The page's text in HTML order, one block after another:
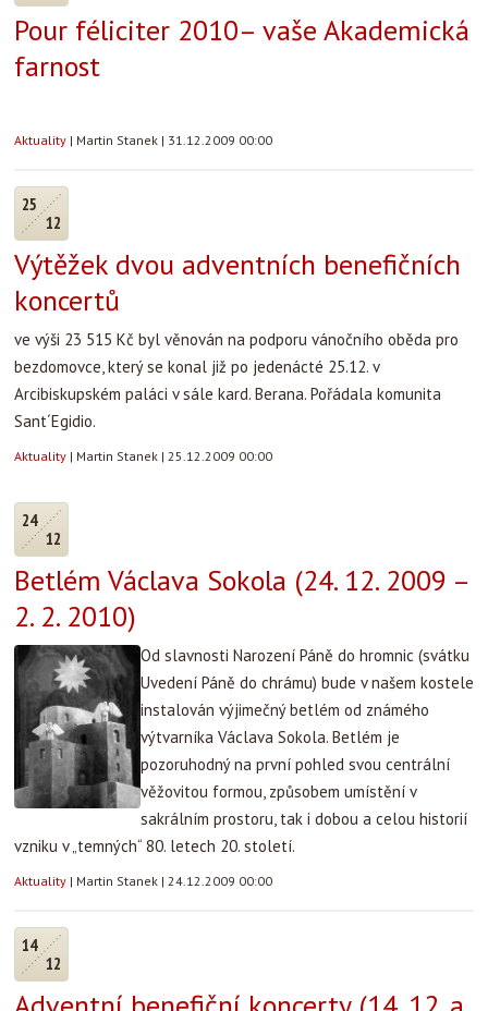
Pour féliciter 2010– vaše Akademická
farnost
Aktuality | Martin Stanek | 31.12.2009 00:00
25
12
Výtěžek dvou adventních benefičních
koncertů
ve výši 23 515 Kč byl věnován na podporu vánočního oběda pro
bezdomovce, který se konal již po jedenácté 25.12. v
Arcibiskupském paláci v sále kard. Berana. Pořádala komunita
Sant´Egidio.
Aktuality | Martin Stanek | 25.12.2009 00:00
24
12
Betlém Václava Sokola (24. 12. 2009 –
2. 2. 2010)
Od slavnosti Narození Páně do hromnic (svátku
Uvedení Páně do chrámu) bude v našem kostele
instalován výjimečný betlém od známého
výtvarníka Václava Sokola. Betlém je
pozoruhodný na první pohled svou centrální
věžovitou formou, způsobem umístění v
sakrálním prostoru, tak i dobou a celou historií
vzniku v „temných“ 80. letech 20. století.
Aktuality | Martin Stanek | 24.12.2009 00:00
14
12